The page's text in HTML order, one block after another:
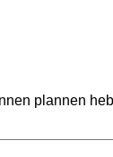
plannen